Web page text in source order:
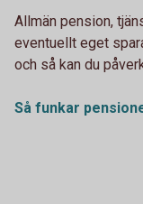
Allmän pension,
eventuellt eget
och så kan du
Så funkar